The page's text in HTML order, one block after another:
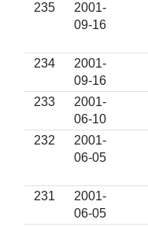
235
2001-
09-16
234
2001-
09-16
233
2001-
06-10
232
2001-
06-05
231
2001-
06-05